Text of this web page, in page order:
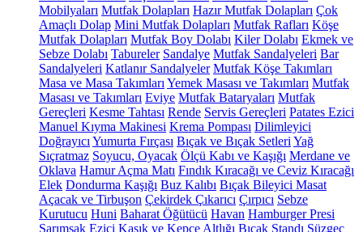
Mobilyaları Mutfak Dolapları Hazır Mutfak Dolapları Çok
Amaçlı Dolap Mini Mutfak Dolapları Mutfak Rafları Köşe
Mutfak Dolapları Mutfak Boy Dolabı Kiler Dolabı Ekmek ve
Sebze Dolabı Tabureler Sandalye Mutfak Sandalyeleri Bar
Sandalyeleri Katlanır Sandalyeler Mutfak Köşe Takımları
Masa ve Masa Takımları Yemek Masası ve Takımları Mutfak
Masası ve Takımları Eviye Mutfak Bataryaları Mutfak
Gereçleri Kesme Tahtası Rende Servis Gereçleri Patates Ezici
Manuel Kıyma Makinesi Krema Pompası Dilimleyici
Doğrayıcı Yumurta Fırçası Bıçak ve Bıçak Setleri Yağ
Sıçratmaz Soyucu, Oyacak Ölçü Kabı ve Kaşığı Merdane ve
Oklava Hamur Açma Matı Fındık Kıracağı ve Ceviz Kıracağı
Elek Dondurma Kaşığı Buz Kalıbı Bıçak Bileyici Masat
Açacak ve Tirbuşon Çekirdek Çıkarıcı Çırpıcı Sebze
Kurutucu Huni Baharat Öğütücü Havan Hamburger Presi
Sarımsak Ezici Kaşık ve Kepçe Altlığı Bıçak Standı Süzgeç